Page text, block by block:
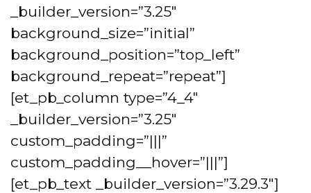
_builder_version=”3.25″
background_size=”initial”
background_position=”top_left”
background_repeat=”repeat”]
[et_pb_column type=”4_4″
_builder_version=”3.25″
custom_padding=”|||”
custom_padding__hover=”|||”]
[et_pb_text _builder_version=”3.29.3″]